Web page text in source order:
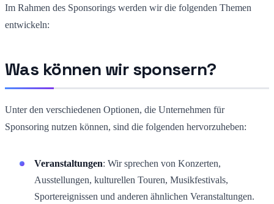
Im Rahmen des Sponsorings werden wir die folgenden Themen
entwickeln:
Was können wir sponsern?
Unter den verschiedenen Optionen, die Unternehmen für
Sponsoring nutzen können, sind die folgenden hervorzuheben:
Veranstaltungen: Wir sprechen von Konzerten,
Ausstellungen, kulturellen Touren, Musikfestivals,
Sportereignissen und anderen ähnlichen Veranstaltungen.